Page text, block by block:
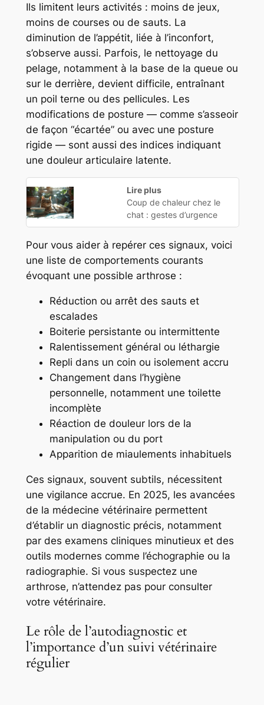
Ils limitent leurs activités : moins de jeux,
moins de courses ou de sauts. La
diminution de l’appétit, liée à l’inconfort,
s’observe aussi. Parfois, le nettoyage du
pelage, notamment à la base de la queue ou
sur le derrière, devient difficile, entraînant
un poil terne ou des pellicules. Les
modifications de posture — comme s’asseoir
de façon “écartée” ou avec une posture
rigide — sont aussi des indices indiquant
une douleur articulaire latente.
Lire plus
Coup de chaleur chez le
chat : gestes d’urgence
Pour vous aider à repérer ces signaux, voici
une liste de comportements courants
évoquant une possible arthrose :
Réduction ou arrêt des sauts et
escalades
Boiterie persistante ou intermittente
Ralentissement général ou léthargie
Repli dans un coin ou isolement accru
Changement dans l’hygiène
personnelle, notamment une toilette
incomplète
Réaction de douleur lors de la
manipulation ou du port
Apparition de miaulements inhabituels
Ces signaux, souvent subtils, nécessitent
une vigilance accrue. En 2025, les avancées
de la médecine vétérinaire permettent
d’établir un diagnostic précis, notamment
par des examens cliniques minutieux et des
outils modernes comme l’échographie ou la
radiographie. Si vous suspectez une
arthrose, n’attendez pas pour consulter
votre vétérinaire.
Le rôle de l’autodiagnostic et
l’importance d’un suivi vétérinaire
régulier